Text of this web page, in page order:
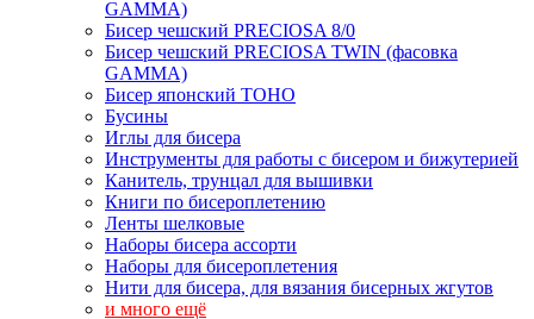
GAMMA)
Бисер чешский PRECIOSA 8/0
Бисер чешский PRECIOSA TWIN (фасовка
GAMMA)
Бисер японский TOHO
Бусины
Иглы для бисера
Инструменты для работы с бисером и бижутерией
Канитель, трунцал для вышивки
Книги по бисероплетению
Ленты шелковые
Наборы бисера ассорти
Наборы для бисероплетения
Нити для бисера, для вязания бисерных жгутов
и много ещё